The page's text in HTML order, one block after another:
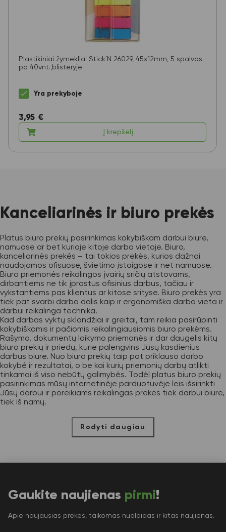
Plastikiniai žymekliai Stick´N 26029, 45x12mm, 5 spalvos
po 40vnt.,blisteryje
Yra prekyboje
3,95 €
Į krepšelį
Kanceliarinės ir biuro prekės
Platus biuro prekių pasirinkimas kokybiškam darbui biure,
namuose ar bet kurioje kitoje darbo vietoje. Biuro,
kanceliarinės prekės – tai tokios prekės, kurios dažnai
naudojamos ofisuose, švietimo įstaigose ir net namuose.
Biuro priemonės reikalingos įvairių sričių atstovams,
dirbantiems ne tik įprastus ofisinius darbus, tačiau ir
vykstantiems pas klientus ar kitose srityse. Biuro prekės yra
tiek pat svarbi darbo dalis kaip ir ergonomiška darbo vieta ir
darbui reikalinga technika.
Kad darbas vyktų sklandžiai ir greitai, tam reikia pasirūpinti
kokybiškomis ir pačiomis reikalingiausiomis biuro prekėms.
Rašymo, dokumentų laikymo priemonės ir dar daugelis kitų
biuro prekių ir priedų, kurie palengvins Jūsų kasdienius
darbus biure. Nuo biuro prekių taip pat priklauso darbo
kokybė ir rezultatai, o be kai kurių priemonių darbų atlikti
tinkamai iš viso nebūtų galimybės. Todėl platus biuro prekių
pasirinkimas mūsų internetinėje parduotuvėje leis išsirinkti
Jūsų darbui ir poreikiams reikalingas prekes tiek darbui biure,
tiek iš namų.
Rodyti daugiau
Gaukite naujienas pirmi!
Apie naujausias prekes, taikomas nuolaidas ir kitas naujienas.